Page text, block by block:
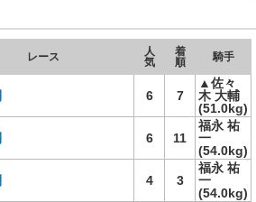
レース
人
気
着
順
騎手
6 7
▲佐々
木 大輔
(51.0kg)
6 11
福永 祐
一
(54.0kg)
4 3
福永 祐
一
(54.0kg)